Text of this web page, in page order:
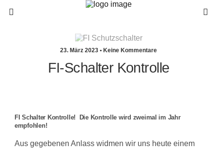
23. März 2023 • Keine Kommentare
FI-Schalter Kontrolle
FI Schalter Kontrolle! Die Kontrolle wird zweimal im Jahr
empfohlen!
Aus gegebenen Anlass widmen wir uns heute einem